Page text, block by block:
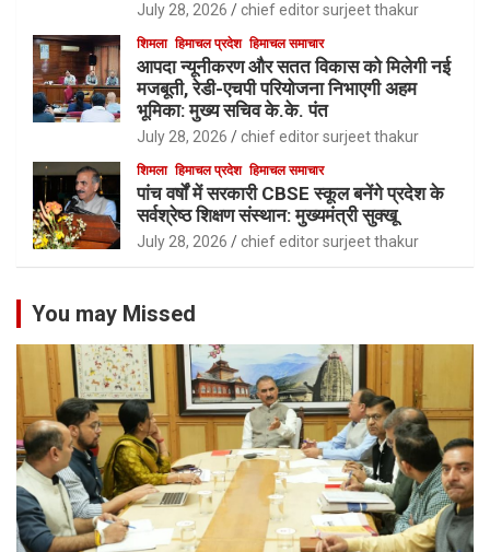
July 28, 2026 chief editor surjeet thakur
शिमला हिमाचल प्रदेश हिमाचल समाचार
आपदा न्यूनीकरण और सतत विकास को मिलेगी नई
मजबूती, रेडी-एचपी परियोजना निभाएगी अहम
भूमिका: मुख्य सचिव के.के. पंत
July 28, 2026 chief editor surjeet thakur
शिमला हिमाचल प्रदेश हिमाचल समाचार
पांच वर्षों में सरकारी CBSE स्कूल बनेंगे प्रदेश के
सर्वश्रेष्ठ शिक्षण संस्थान: मुख्यमंत्री सुक्खू
July 28, 2026 chief editor surjeet thakur
You may Missed